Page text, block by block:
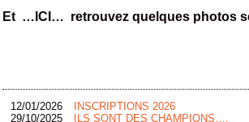
Et …ICI… retrouvez quelques photos
12/01/2026 INSCRIPTIONS 2026
29/10/2025
ILS SONT DES CHAMPIONS….